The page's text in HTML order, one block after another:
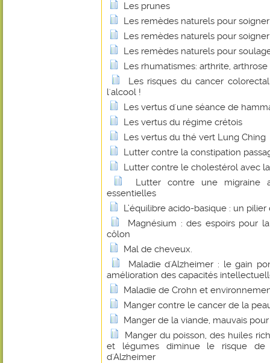
Les prunes
Les remèdes naturels pour
Les remèdes naturels pour
Les remèdes naturels pour
Les rhumatismes: arthrite,
Les risques du cancer
l'alcool !
Les vertus d'une séance de
Les vertus du régime crétois
Les vertus du thé vert Lung Ching
Lutter contre la constipation
Lutter contre le cholestérol avec
Lutter contre une migraine
essentielles
L’équilibre acido-basique : un
Magnésium : des espoirs pour
côlon
Mal de cheveux.
Maladie d'Alzheimer : le gain
amélioration des capacités
Maladie de Crohn et
Manger contre le cancer de la
Manger de la viande, mauvais
Manger du poisson, des huiles
et légumes diminue le risque
d'Alzheimer